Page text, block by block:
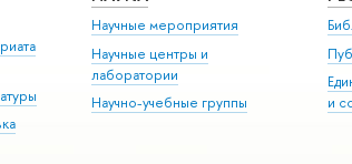
Научные мероприятия
Научные центры и
лаборатории
Научно-учебные группы
и